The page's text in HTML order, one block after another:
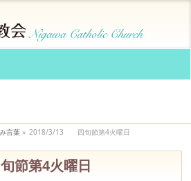
言葉 » 2018/3/13 四旬節第4火曜日
第4火曜日